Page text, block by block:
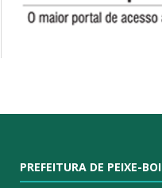
PREFEITURA DE PEIXE-BOI